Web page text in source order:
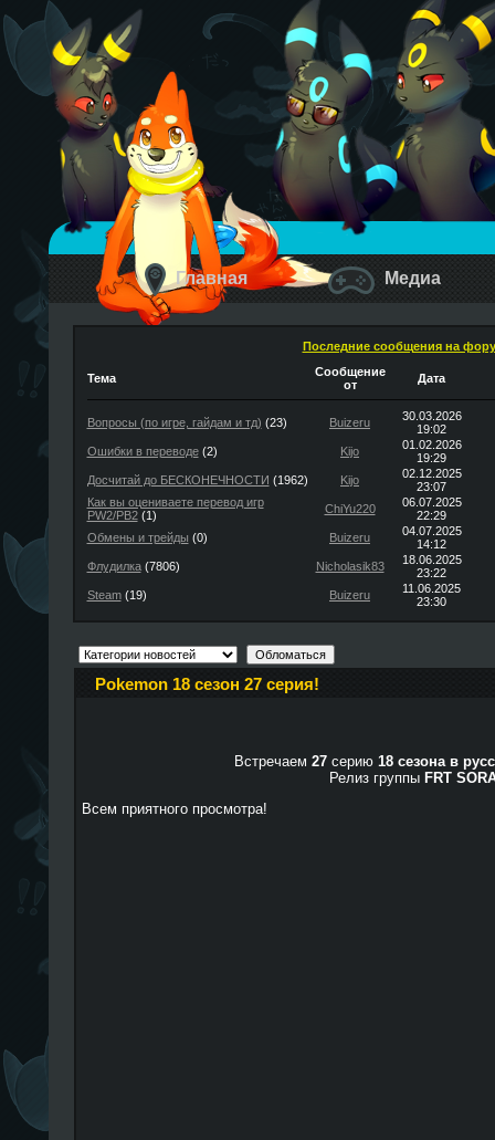
Главная Медиа
Последние сообщения на
Тема
Сообщение
от
Дата
Вопросы (по игре, гайдам и тд) (23) Buizeru
30.03.2026
19:02
Ошибки в переводе(2) Kijo
01.02.2026
19:29
Досчитай до БЕСКОНЕЧНОСТИ (1962) Kijo
02.12.2025
23:07
Как вы оцениваете перевод игр
PW2/PB2(1) ChiYu220
06.07.2025
22:29
Обмены и трейды (0) Buizeru
04.07.2025
14:12
Флудилка(7806) Nicholasik83
18.06.2025
23:22
Steam(19) Buizeru
11.06.2025
23:30
Pokemon 18 сезон 27 серия!
Встречаем 27 серию 18 сезона в
Релиз группы FRT
Всем приятного просмотра!